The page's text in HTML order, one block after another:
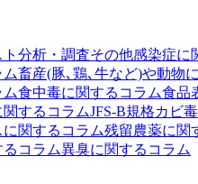
ト分析・調査その他感染症に
畜産(豚､鶏､牛など)や動物
食中毒に関するコラム食品
するコラムJFS-B規格カビ毒
に関するコラム残留農薬に関
コラム異臭に関するコラム